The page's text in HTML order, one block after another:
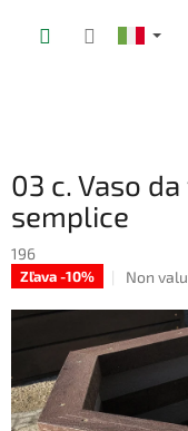
03 c. Vaso
semplice
196
Zľava -10%
La
del
prodotto
su
Non